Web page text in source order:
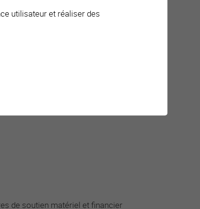
de soutien matériel et financier
utilisateur et réaliser des